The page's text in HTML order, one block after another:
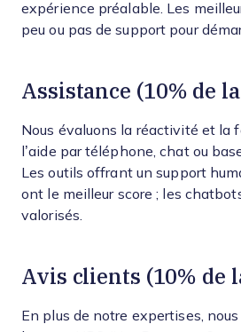
expérience préalable. Les
peu ou pas de support pour
Assistance (10% de
Nous évaluons la réactivité et la
l’aide par téléphone, chat ou
Les outils offrant un support
ont le meilleur score ; les
valorisés.
Avis clients (10% de
En plus de notre expertises,